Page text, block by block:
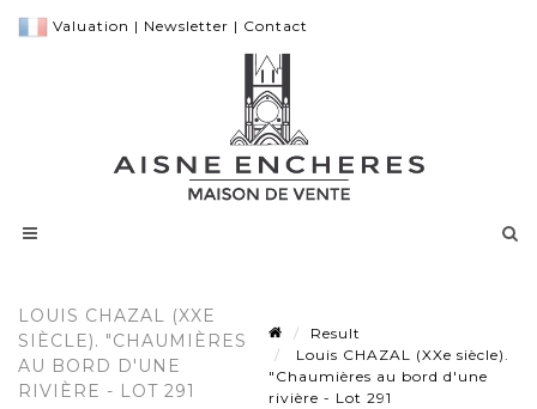
Valuation | Newsletter | Contact
LOUIS CHAZAL (XXE
SIÈCLE). "CHAUMIÈRES
AU BORD D'UNE
RIVIÈRE - LOT 291
Result
Louis CHAZAL (XXe siècle).
"Chaumières au bord d'une
rivière - Lot 291